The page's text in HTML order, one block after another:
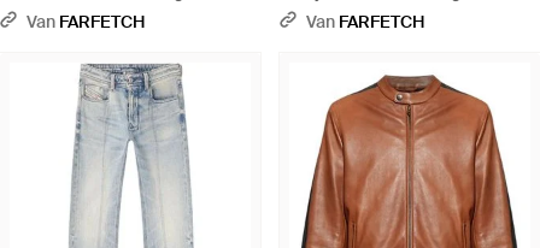
En Korte Mouwen - Wit
Van FARFETCH
Blauw
Van FARFETCH